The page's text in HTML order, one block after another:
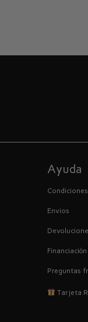
Ayuda
Envios
Preguntas
Tarjeta